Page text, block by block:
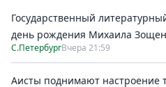
Государственный
день рождения Михаила
С.ПетербургВчера 21:59
Аисты поднимают настроение